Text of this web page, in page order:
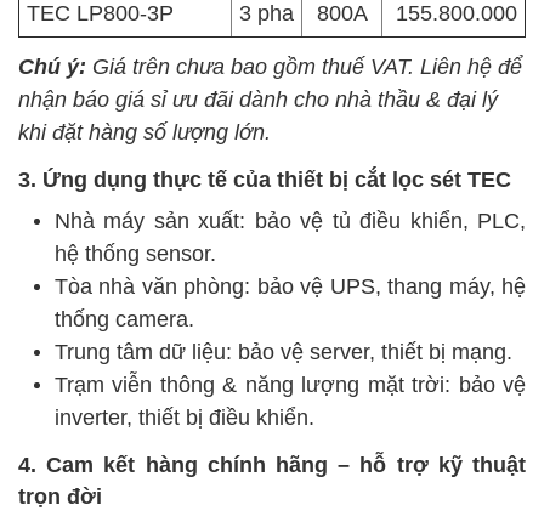
TEC LP800-3P
3 pha 800A 155.800.000
Chú ý: Giá trên chưa bao gồm thuế VAT. Liên hệ để
nhận báo giá sỉ ưu đãi dành cho nhà thầu & đại lý
khi đặt hàng số lượng lớn.
3. Ứng dụng thực tế của thiết bị cắt lọc sét TEC
Nhà máy sản xuất: bảo vệ tủ điều khiển, PLC,
hệ thống sensor.
Tòa nhà văn phòng: bảo vệ UPS, thang máy, hệ
thống camera.
Trung tâm dữ liệu: bảo vệ server, thiết bị mạng.
Trạm viễn thông & năng lượng mặt trời: bảo vệ
inverter, thiết bị điều khiển.
4. Cam kết hàng chính hãng – hỗ trợ kỹ thuật
trọn đời